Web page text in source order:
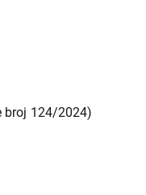
broj 124/2024)